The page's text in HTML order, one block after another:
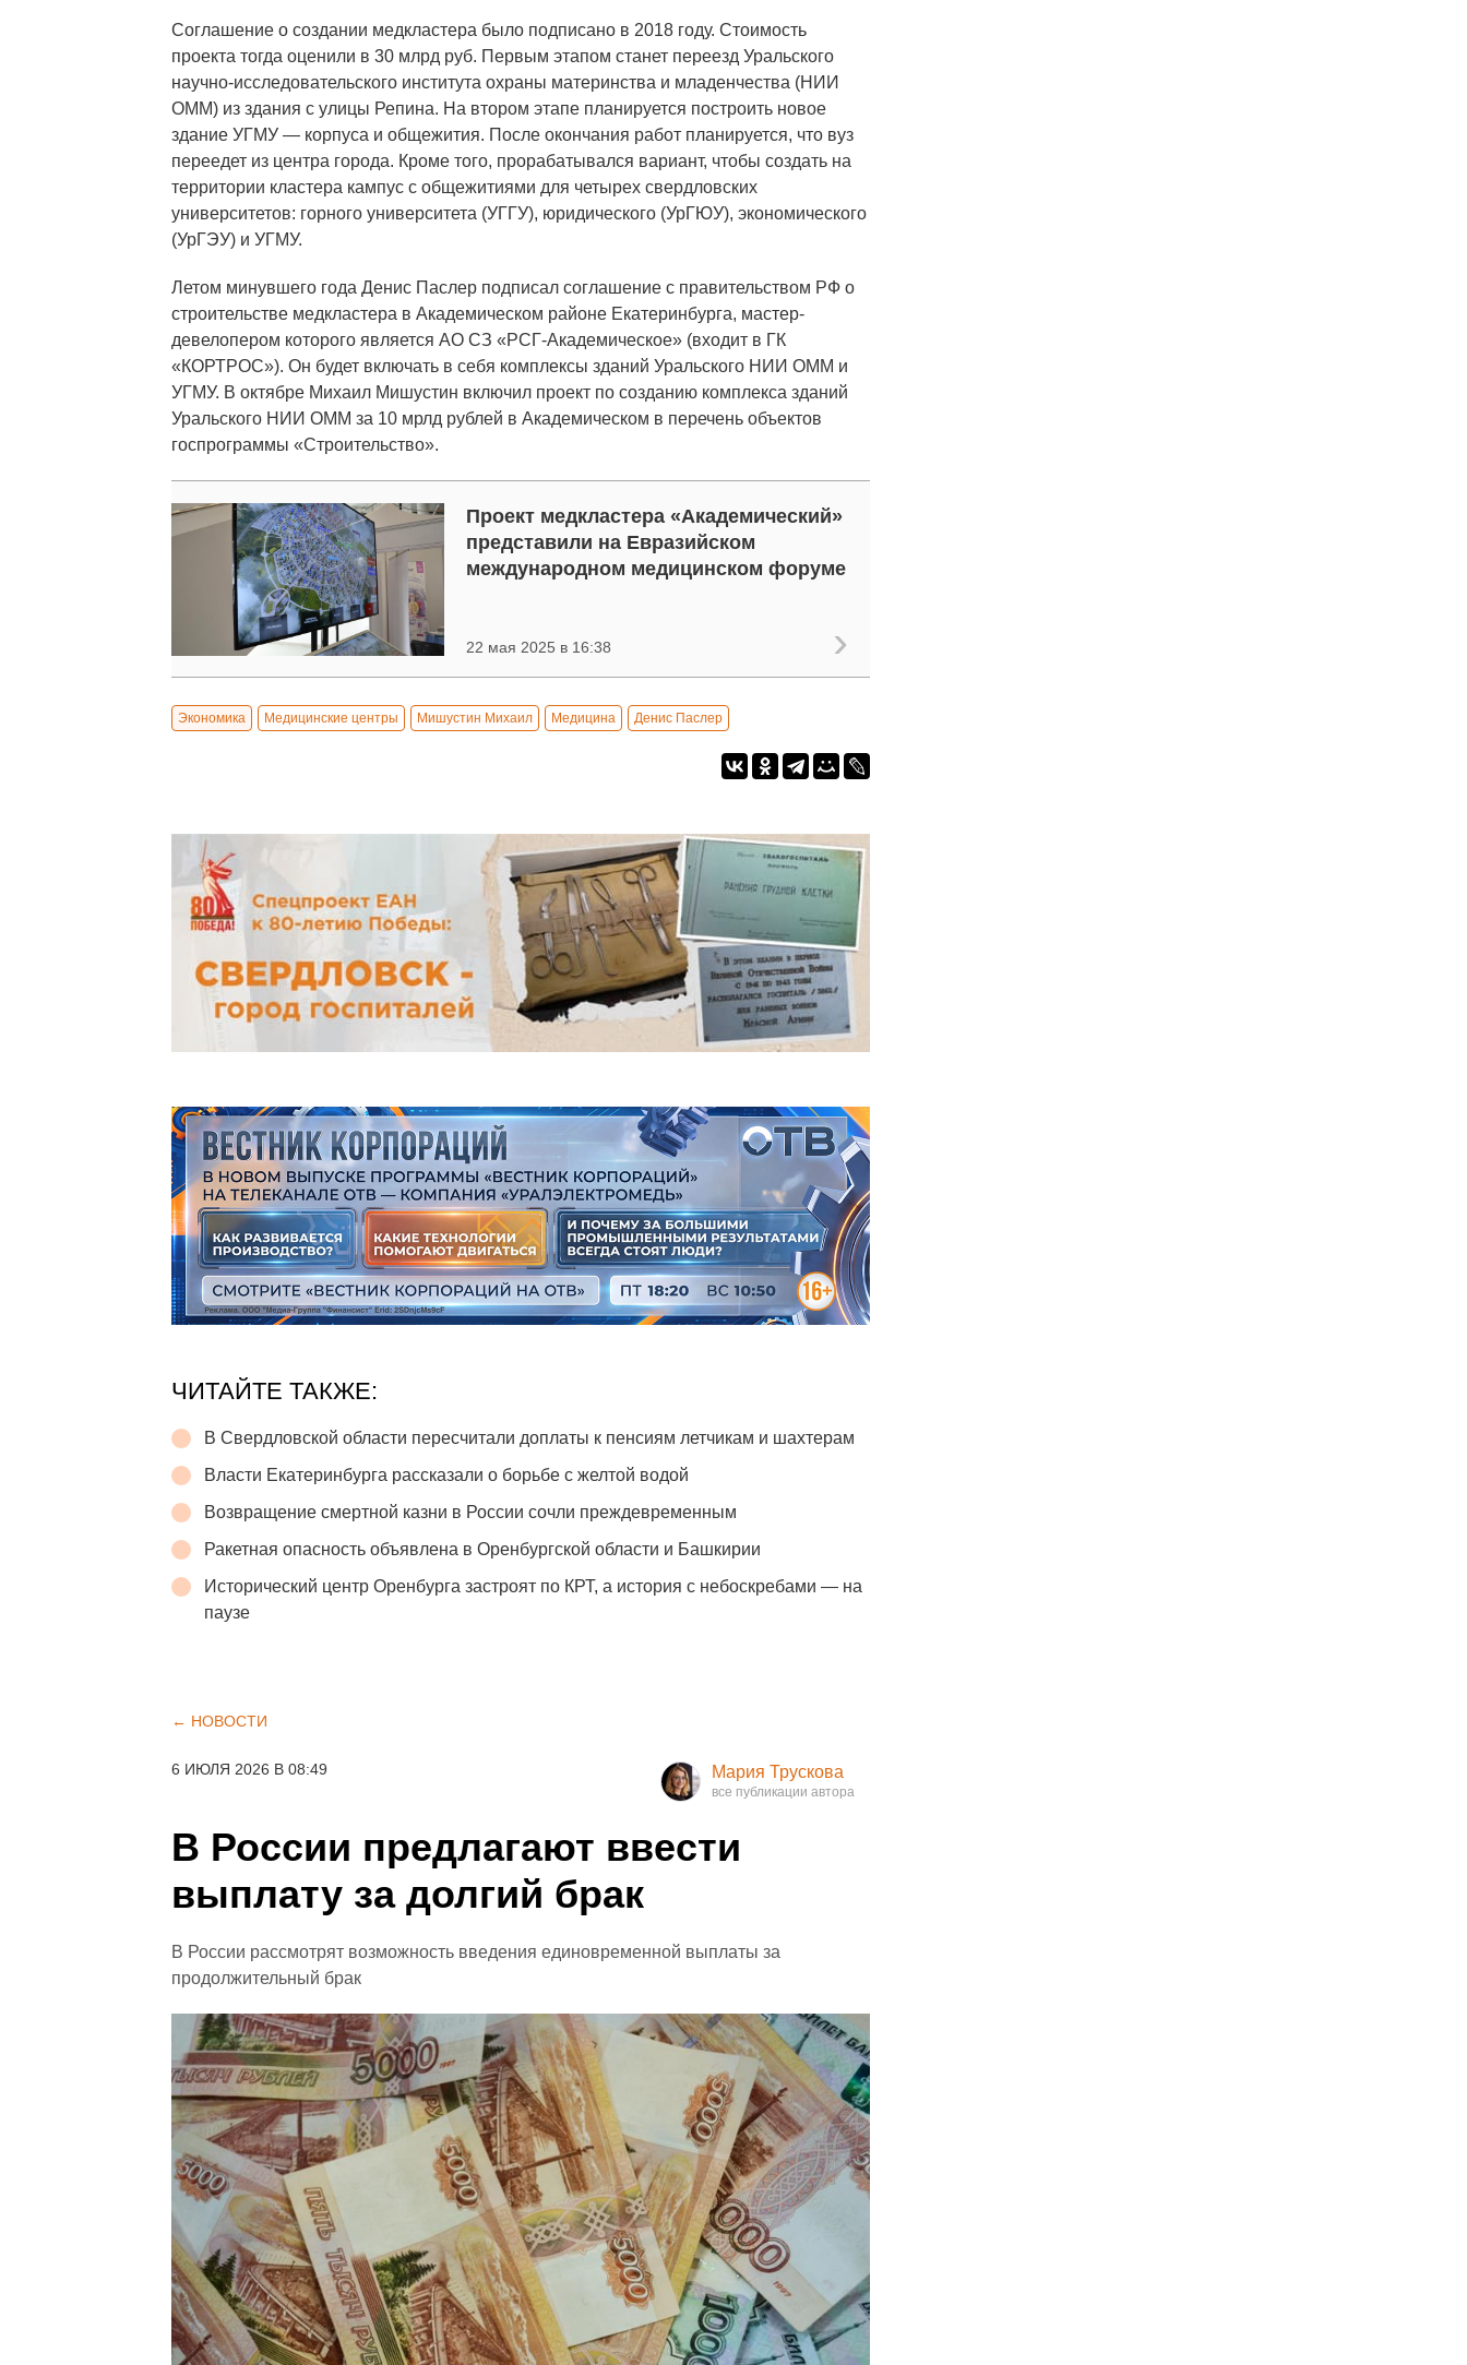
Соглашение о создании медкластера было подписано в 2018 году. Стоимость
проекта тогда оценили в 30 млрд руб. Первым этапом станет переезд Уральского
научно-исследовательского института охраны материнства и младенчества (НИИ
ОММ) из здания с улицы Репина. На втором этапе планируется построить новое
здание УГМУ — корпуса и общежития. После окончания работ планируется, что вуз
переедет из центра города. Кроме того, прорабатывался вариант, чтобы создать на
территории кластера кампус с общежитиями для четырех свердловских
университетов: горного университета (УГГУ), юридического (УрГЮУ), экономического
(УрГЭУ) и УГМУ.
Летом минувшего года Денис Паслер подписал соглашение с правительством РФ о
строительстве медкластера в Академическом районе Екатеринбурга, мастер-
девелопером которого является АО СЗ «РСГ-Академическое» (входит в ГК
«КОРТРОС»). Он будет включать в себя комплексы зданий Уральского НИИ ОММ и
УГМУ. В октябре Михаил Мишустин включил проект по созданию комплекса зданий
Уральского НИИ ОММ за 10 мрлд рублей в Академическом в перечень объектов
госпрограммы «Строительство».
Проект медкластера «Академический»
представили на Евразийском
международном медицинском форуме
22 мая 2025 в 16:38
Экономика Медицинские центры Мишустин Михаил Медицина Денис Паслер
ЧИТАЙТЕ ТАКЖЕ:
В Свердловской области пересчитали доплаты к пенсиям летчикам и шахтерам
Власти Екатеринбурга рассказали о борьбе с желтой водой
Возвращение смертной казни в России сочли преждевременным
Ракетная опасность объявлена в Оренбургской области и Башкирии
Исторический центр Оренбурга застроят по КРТ, а история с небоскребами — на
паузе
← НОВОСТИ
6 ИЮЛЯ 2026 В 08:49 Мария Трускова
В России предлагают ввести
выплату за долгий брак
В России рассмотрят возможность введения единовременной выплаты за
продолжительный брак